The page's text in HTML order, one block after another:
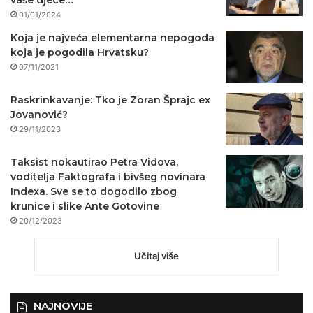
01/01/2024
Koja je najveća elementarna nepogoda
koja je pogodila Hrvatsku?
07/11/2021
Raskrinkavanje: Tko je Zoran Šprajc ex
Jovanović?
29/11/2023
Taksist nokautirao Petra Vidova,
voditelja Faktografa i bivšeg novinara
Indexa. Sve se to dogodilo zbog
krunice i slike Ante Gotovine
20/12/2023
Učitaj više
NAJNOVIJE